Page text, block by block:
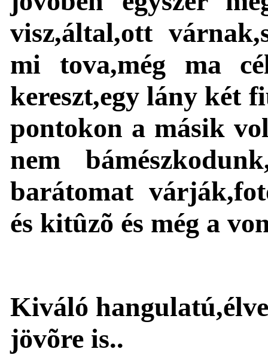
visz,által,ott
mi tova,még ma
kereszt,egy lány két
pontokon a másik
nem
barátomat
és kitûzõ és még a
Kiváló
jövõre is..